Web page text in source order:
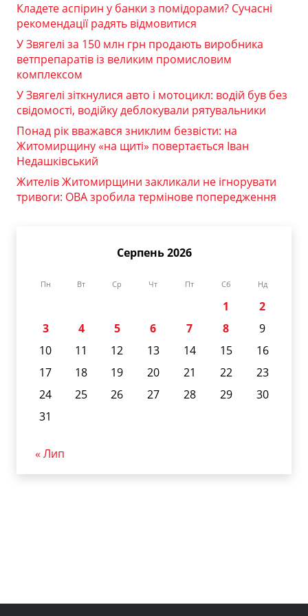
Кладете аспірин у банки з помідорами? Сучасні
рекомендації радять відмовитися
У Звягелі за 150 млн грн продають виробника
ветпрепаратів із великим промисловим
комплексом
У Звягелі зіткнулися авто і мотоцикл: водій був без
свідомості, водійку деблокували рятувальники
Понад рік вважався зниклим безвісти: на
Житомирщину «на щиті» повертається Іван
Недашківський
Жителів Житомирщини закликали не ігнорувати
тривоги: ОВА зробила термінове попередження
Серпень 2026
Пн Вт Ср Чт Пт Сб Нд
1
2
3
4 5 6 7 8
9
10
11 12 13 14 15
16
17
18 19 20 21 22
23
24
25 26 27 28 29
30
31
« Лип